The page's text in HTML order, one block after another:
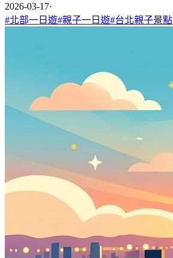
2026-03-17·
#北部一日遊#親子一日遊#台北親子景點